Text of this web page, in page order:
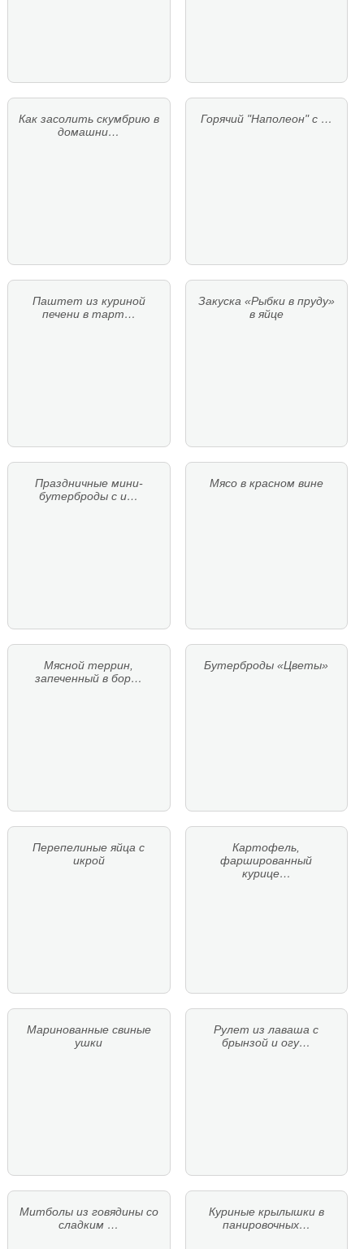
Как засолить скумбрию в
домашни…
Горячий "Наполеон" с …
Паштет из куриной
печени в тарт…
Закуска «Рыбки в пруду»
в яйце
Праздничные мини-
бутерброды с и…
Мясо в красном вине
Мясной террин,
запеченный в бор…
Бутерброды «Цветы»
Перепелиные яйца с
икрой
Картофель,
фаршированный
курице…
Маринованные свиные
ушки
Рулет из лаваша с
брынзой и огу…
Митболы из говядины со
сладким …
Куриные крылышки в
панировочных…